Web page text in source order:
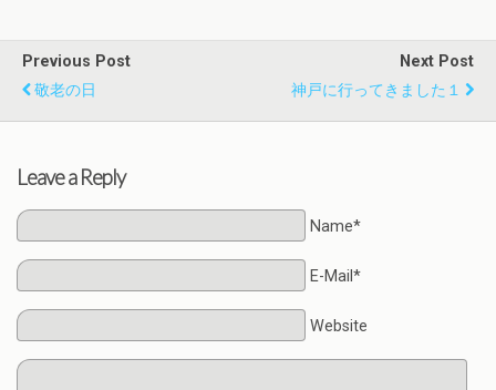
Previous Post
敬老の日
Next Post
神戸に行ってきました１
Leave a Reply
Name*
E-Mail*
Website